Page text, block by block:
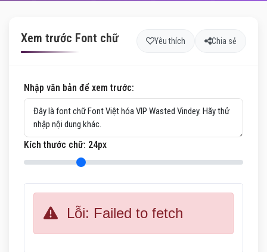
Xem trước Font chữ Yêu thích Chia sẻ
Nhập văn bản để xem trước:
Kích thước chữ: 24px
Lỗi: Failed to fetch